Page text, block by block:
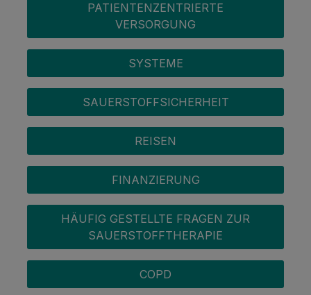
PATIENTENZENTRIERTE
VERSORGUNG
SYSTEME
SAUERSTOFFSICHERHEIT
REISEN
FINANZIERUNG
HÄUFIG GESTELLTE FRAGEN ZUR
SAUERSTOFFTHERAPIE
COPD